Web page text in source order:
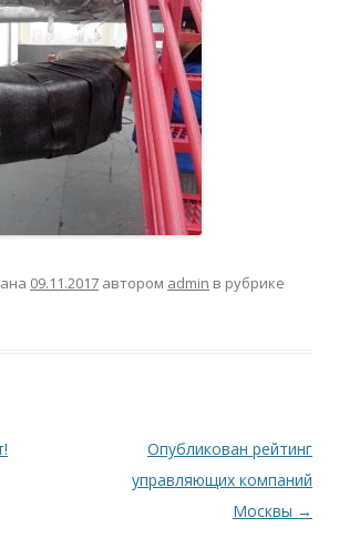
09.11.2017 автором admin в рубрике
Опубликован рейтинг
управляющих компаний
Москвы →